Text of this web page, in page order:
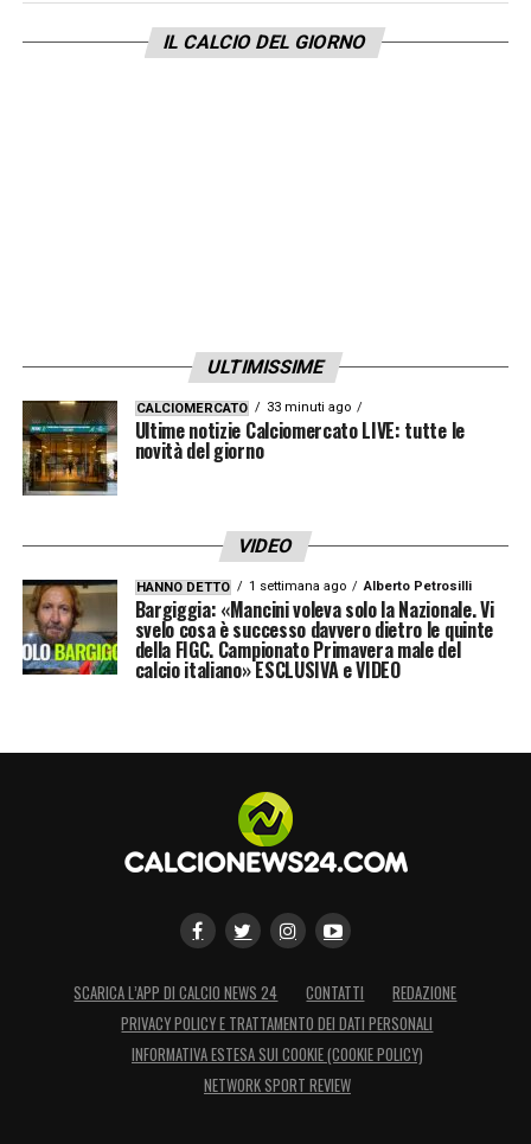
ultimi dettagli della trattativa che si rivela
si sarebbe mostrato disponibile a concedere
il pagamento in due parti.
LA PLAYLIST DELLE NOSTRE TOP NEWS
IL CALCIO DEL GIORNO
ULTIMISSIME
CALCIOMERCATO 33 minuti ago
Ultime notizie Calciomercato LIVE: tutte le
novità del giorno
VIDEO
HANNO DETTO 1 settimana ago Alberto Petrosilli
Bargiggia: «Mancini voleva solo la Nazionale. Vi
svelo cosa è successo davvero dietro le quinte
della FIGC. Campionato Primavera male del
calcio italiano» ESCLUSIVA e VIDEO
SCARICA L’APP DI CALCIO NEWS 24 CONTATTI
REDAZIONE
PRIVACY POLICY E TRATTAMENTO DEI DATI PERSONALI
INFORMATIVA ESTESA SUI COOKIE (COOKIE POLICY)
NETWORK SPORT REVIEW